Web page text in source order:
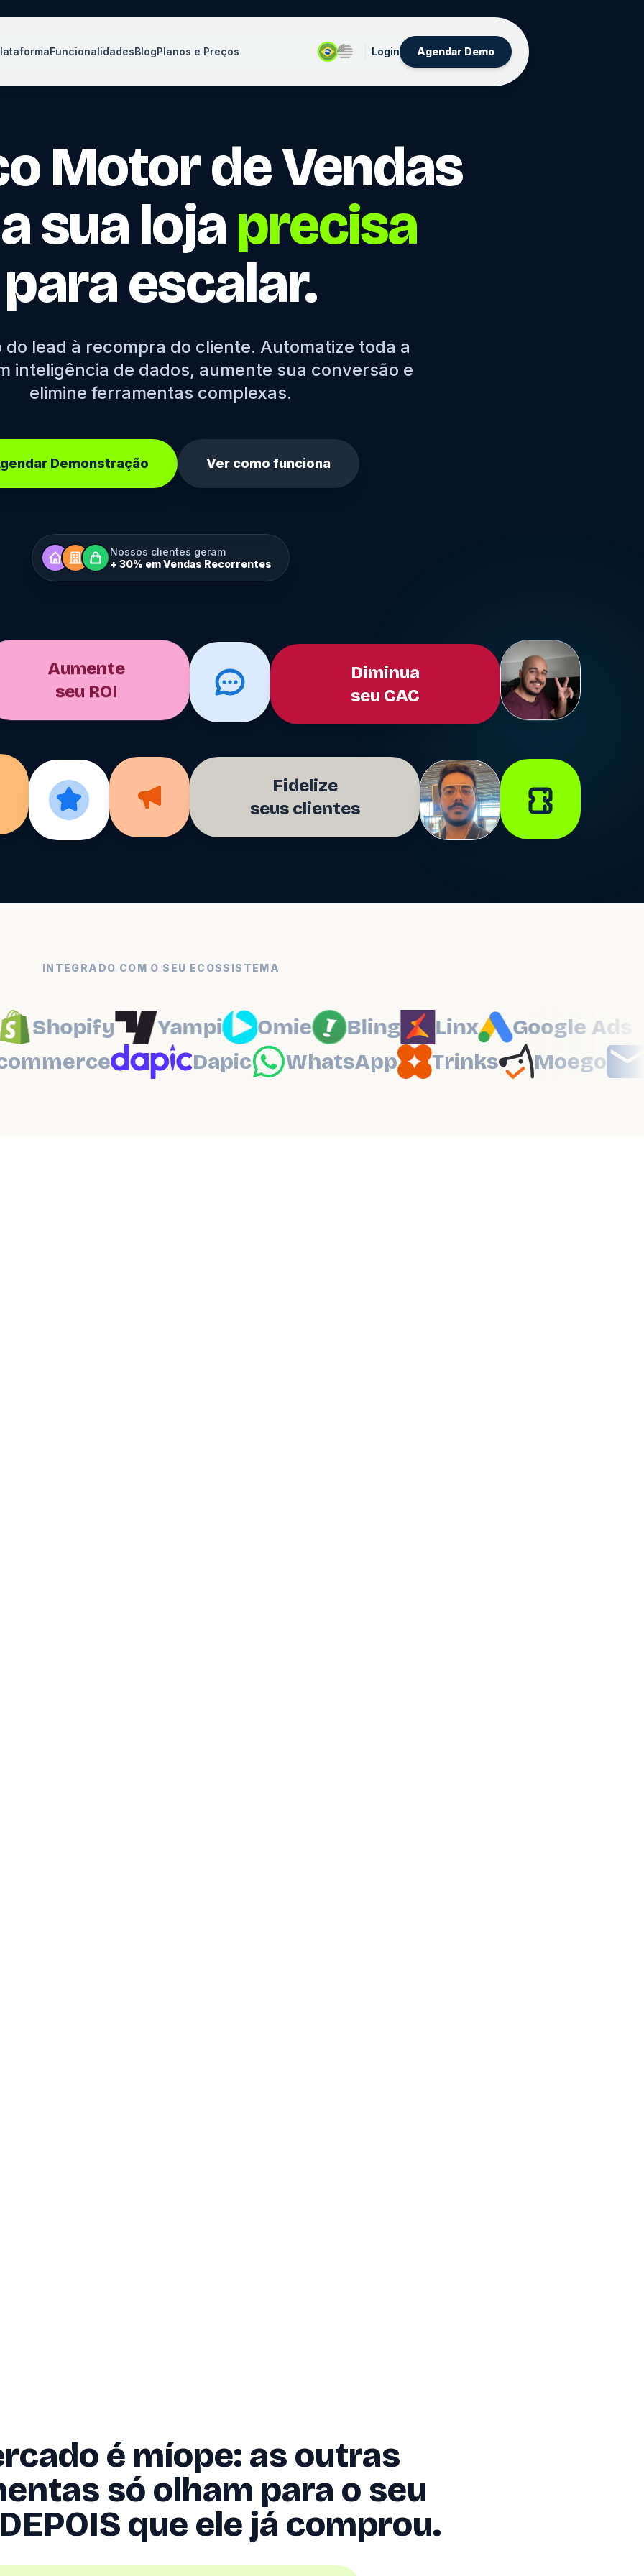
FuncionalidadesBlogPlanos e Preços Login Agendar Demo
Motor de Vendas
sua lojaprecisa
para escalar.
do lead à recompra do cliente. Automatize toda a
inteligência de dados, aumente sua conversão e
elimine ferramentas complexas.
Demonstração Ver como funciona
Nossos clientes geram
+ 30% em Vendas Recorrentes
Aumente
seu ROI
Diminua
seu CAC
Fidelize
seus clientes
INTEGRADO COM O SEU ECOSSISTEMA
Shopify Yampi Omie Bling Linx
Google Ads
Dapic WhatsApp Trinks Moego
é míope: as outras
só olham para o seu
que ele já comprou.